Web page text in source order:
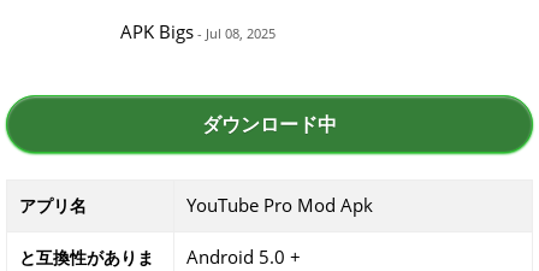
APK Bigs - Jul 08, 2025
ダウンロード中
アプリ名 YouTube Pro Mod Apk
と互換性がありま
Android 5.0 +